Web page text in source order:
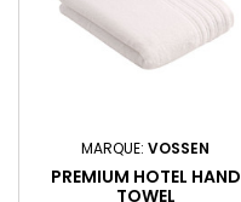
MARQUE:VOSSEN
PREMIUM HOTEL HAND
TOWEL